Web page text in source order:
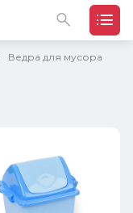
Ведра для мусора